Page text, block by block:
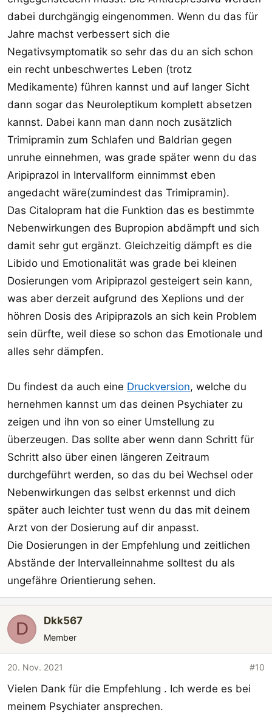
dabei durchgängig eingenommen. Wenn du das für
Jahre machst verbessert sich die
Negativsymptomatik so sehr das du an sich schon
ein recht unbeschwertes Leben (trotz
Medikamente) führen kannst und auf langer Sicht
dann sogar das Neuroleptikum komplett absetzen
kannst. Dabei kann man dann noch zusätzlich
Trimipramin zum Schlafen und Baldrian gegen
unruhe einnehmen, was grade später wenn du das
Aripiprazol in Intervallform einnimmst eben
angedacht wäre(zumindest das Trimipramin).
Das Citalopram hat die Funktion das es bestimmte
Nebenwirkungen des Bupropion abdämpft und sich
damit sehr gut ergänzt. Gleichzeitig dämpft es die
Libido und Emotionalität was grade bei kleinen
Dosierungen vom Aripiprazol gesteigert sein kann,
was aber derzeit aufgrund des Xeplions und der
höhren Dosis des Aripiprazols an sich kein Problem
sein dürfte, weil diese so schon das Emotionale und
alles sehr dämpfen.
Du findest da auch eine Druckversion, welche du
hernehmen kannst um das deinen Psychiater zu
zeigen und ihn von so einer Umstellung zu
überzeugen. Das sollte aber wenn dann Schritt für
Schritt also über einen längeren Zeitraum
durchgeführt werden, so das du bei Wechsel oder
Nebenwirkungen das selbst erkennst und dich
später auch leichter tust wenn du das mit deinem
Arzt von der Dosierung auf dir anpasst.
Die Dosierungen in der Empfehlung und zeitlichen
Abstände der Intervalleinnahme solltest du als
ungefähre Orientierung sehen.
D Dkk567
Member
20. Nov. 2021 #10
Vielen Dank für die Empfehlung . Ich werde es bei
meinem Psychiater ansprechen.